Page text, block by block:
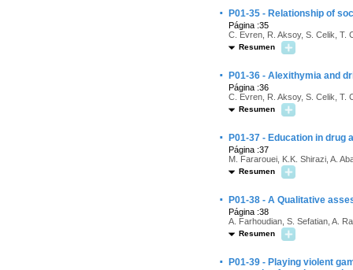
· P01-35 - Relationship of
Página :35
C. Evren, R. Aksoy, S. Celik, T.
Resumen
· P01-36 - Alexithymia and
Página :36
C. Evren, R. Aksoy, S. Celik, T.
Resumen
· P01-37 - Education in
Página :37
M. Fararouei, K.K. Shirazi, A.
Resumen
· P01-38 - A Qualitative
Página :38
A. Farhoudian, S. Sefatian, A.
Resumen
·
P01-39 - Playing violent